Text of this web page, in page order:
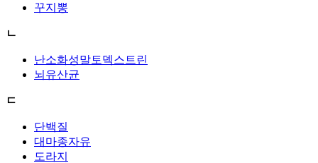
꾸지뽕
ㄴ
난소화성말토덱스트린
뇌유산균
ㄷ
단백질
대마종자유
도라지